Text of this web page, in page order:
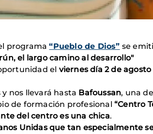
programa“Pueblo de Dios” se
el largo camino al desarrollo"
el viernes día 2 de agosto
nos llevará hasta Bafoussan, una
de formación profesional“Centro
del centro es una chica.
Unidas que tan especialmente